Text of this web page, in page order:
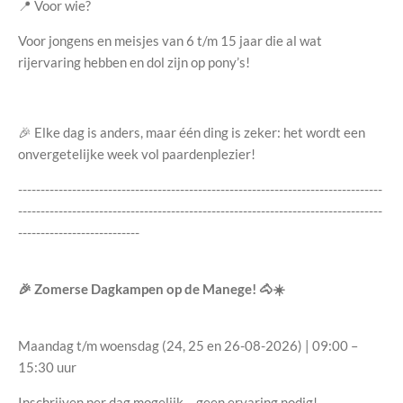
📍 Voor wie?
Voor jongens en meisjes van 6 t/m 15 jaar die al wat
rijervaring hebben en dol zijn op pony’s!
🎉 Elke dag is anders, maar één ding is zeker: het wordt een
onvergetelijke week vol paardenplezier!
---------------------------------------------------------------------------------
---------------------------------------------------------------------------------
---------------------------
🎉 Zomerse Dagkampen op de Manege! 🐴☀️
Maandag t/m woensdag (24, 25 en 26-08-2026) | 09:00 –
15:30 uur